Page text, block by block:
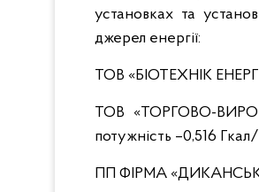
установках та
джерел енергії:
ТОВ «БІОТЕХНІК
ТОВ «ТОРГОВО-
потужність –0,516 Гкал/
ПП ФІРМА